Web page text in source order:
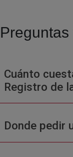
Cuánto
Registro de
Donde pedir